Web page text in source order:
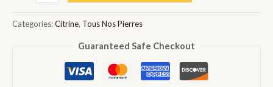
-
Categories:Citrine, Tous Nos Pierres
Guaranteed Safe Checkout